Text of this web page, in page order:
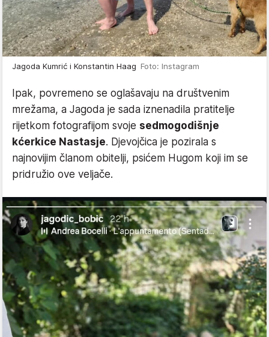
Jagoda Kumrić i Konstantin Haag Foto: Instagram
Ipak, povremeno se oglašavaju na društvenim
mrežama, a Jagoda je sada iznenadila pratitelje
rijetkom fotografijom svoje sedmogodišnje
kćerkice Nastasje. Djevojčica je pozirala s
najnovijim članom obitelji, psićem Hugom koji im se
pridružio ove veljače.